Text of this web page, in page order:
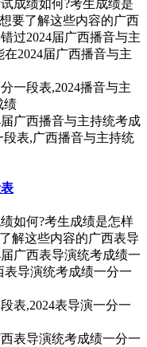
成绩如何?考生成绩是
要了解这些内容的广西
过2024届广西播音与主
2024届广西播音与主
届广西播音与主持统考成
表,广西播音与主持统
如何?考生成绩是怎样
解这些内容的广西表导
广西表导演统考成绩一
表导演统考成绩一分一
表导演统考成绩一分一